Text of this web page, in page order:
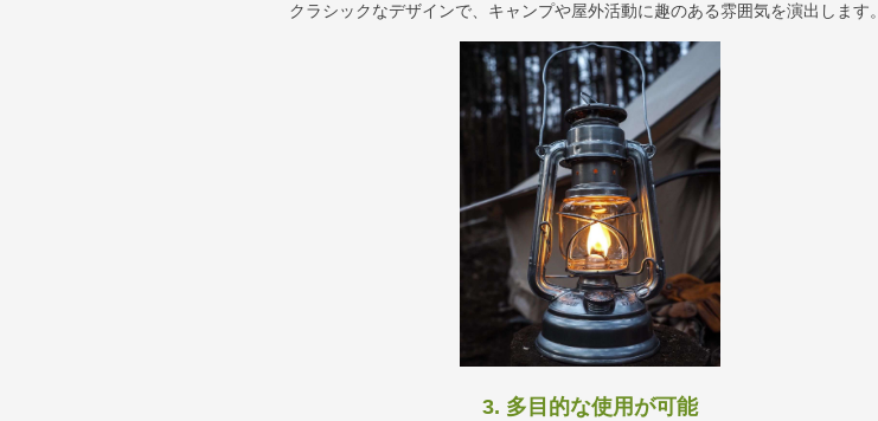
クラシックなデザインで、キャンプや屋外活動に趣のある雰囲気を演出します。
3. 多目的な使用が可能